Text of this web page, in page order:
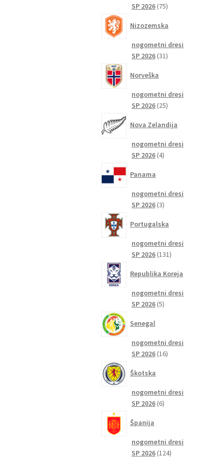
SP 2026 7575
Nizozemska
nogometni dresi
SP 2026 3131
Norveška
nogometni dresi
SP 2026 2525
Nova Zelandija
nogometni dresi
SP 2026 44
Panama
nogometni dresi
SP 2026 33
Portugalska
nogometni dresi
SP 2026 131131
Republika Koreja
nogometni dresi
SP 2026 55
Senegal
nogometni dresi
SP 2026 1616
Škotska
nogometni dresi
SP 2026 66
Španija
nogometni dresi
SP 2026 124124